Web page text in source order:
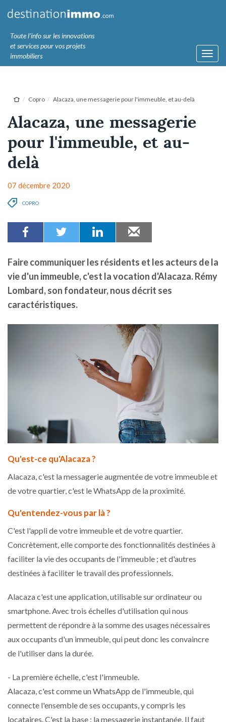
Toute l'info sur les innovations
et services pour vos projets
immobiliers
Copro Alacaza, une messagerie pour l'immeuble, et au-delà
Alacaza, une messagerie
pour l'immeuble, et au-
delà
07 décembre 2020
COPRO
Faire communiquer les résidents et les acteurs de la
vie d'un immeuble, c'est la vocation d'Alacaza. Rémy
Lombard, son fondateur, nous décrit ses
caractéristiques.
Qu'est-ce qu'Alacaza ?
Alacaza, c'est la messagerie augmentée de votre immeuble et
de votre quartier, c'est le WhatsApp de la proximité.
Qu'entendez-vous par là ?
C'est l'appli de votre immeuble et de votre quartier.
Concrètement, elle comporte des fonctionnalités destinées à
faciliter la vie des occupants de l'immeuble ; et d'autres
destinées à faciliter le travail des professionnels.
Alacaza c'est une application, utilisable sur ordinateur ou
smartphone. Avec trois échelles d'utilisation qui nous
permettent de répondre à la somme des usages nécessaires
aux occupants d'un immeuble, qui peut donc les convaincre
de l'utiliser dans la durée.
- La première échelle, c'est l'immeuble.
Alacaza, c'est comme un WhatsApp de l'immeuble, qui
connecte l'ensemble de ses occupants, y compris les
locataires. C'est la base : la messagerie instantanée. Il faut